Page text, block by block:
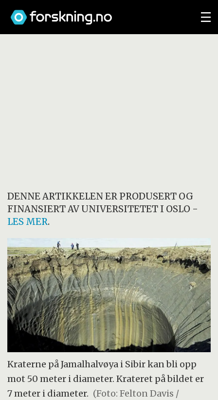
DENNE ARTIKKELEN ER PRODUSERT OG
FINANSIERT AV UNIVERSITETET I OSLO -
LES MER.
Kraterne på Jamalhalvøya i Sibir kan bli opp
mot 50 meter i diameter. Krateret på bildet er
7 meter i diameter. (Foto: Felton Davis /